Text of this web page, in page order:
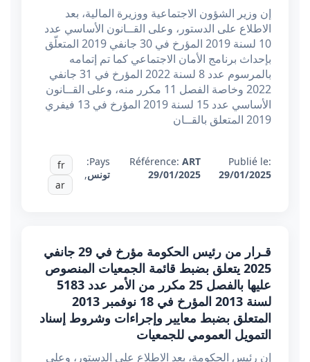
إن وزير الشؤون الاجتماعية ووزيرة المالية، بعد
الاطلاع على الدستور، وعلى القــانون الأساسي عدد
10 لسنة 2019 المؤرخ في 30 جانفي 2019 المتعلّق
بإحداث برنامج الأمان الاجتماعي كما تم إتمامه
بالمرسوم عدد 8 لسنة 2022 المؤرخ في 31 جانفي
2022 وخاصة الفصل 11 مكرر منه، وعلى القــانون
الأساسي عدد 15 لسنة 2019 المؤرخ في 13 فيفري
2019 المتعلق بالقــان
Publié le:
29/01/2025
Référence:ART
29/01/2025
Pays:
تونس,
fr
ar
قـرار من رئيس الحكومة مؤرخ في 29 جانفي
2025 يتعلق بضبط قائمة الجمعيات المنصوص
عليها بالفصل 25 مكرر من الأمر عدد 5183
لسنة 2013 المؤرخ في 18 نوفمبر 2013
المتعلق بضبط معايير وإجراءات وشروط إسناد
التمويل العمومي للجمعيات
إن رئيس الحكومة، بعد الاطلاع على الدستور، وعلى